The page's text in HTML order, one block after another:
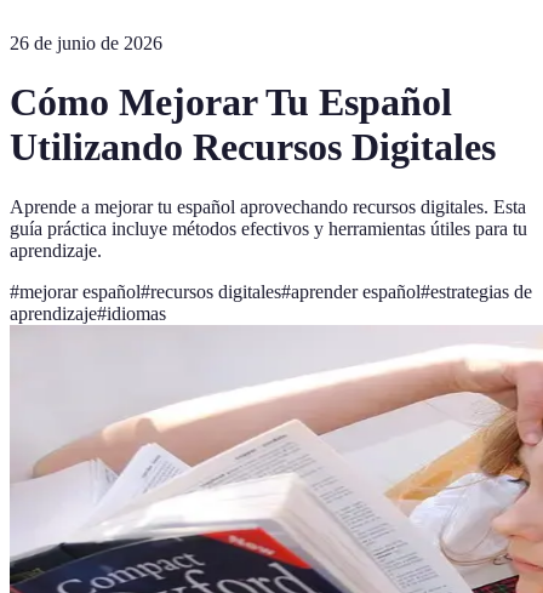
26 de junio de 2026
Cómo Mejorar Tu Español
Utilizando Recursos Digitales
Aprende a mejorar tu español aprovechando recursos digitales. Esta
guía práctica incluye métodos efectivos y herramientas útiles para tu
aprendizaje.
#mejorar español#recursos digitales#aprender español#estrategias de
aprendizaje#idiomas